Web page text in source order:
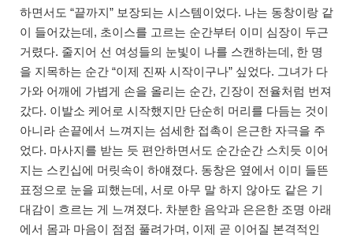
하면서도 “끝까지” 보장되는 시스템이었다. 나는 동창이랑 같
이 들어갔는데, 초이스를 고르는 순간부터 이미 심장이 두근
거렸다. 줄지어 선 여성들의 눈빛이 나를 스캔하는데, 한 명
을 지목하는 순간 “이제 진짜 시작이구나” 싶었다. 그녀가 다
가와 어깨에 가볍게 손을 올리는 순간, 긴장이 전율처럼 번져
갔다. 이발소 케어로 시작했지만 단순히 머리를 다듬는 것이
아니라 손끝에서 느껴지는 섬세한 접촉이 은근한 자극을 주
었다. 마사지를 받는 듯 편안하면서도 순간순간 스치듯 이어
지는 스킨십에 머릿속이 하얘졌다. 동창은 옆에서 이미 들뜬
표정으로 눈을 피했는데, 서로 아무 말 하지 않아도 같은 기
대감이 흐르는 게 느껴졌다. 차분한 음악과 은은한 조명 아래
에서 몸과 마음이 점점 풀려가며, 이제 곧 이어질 본격적인